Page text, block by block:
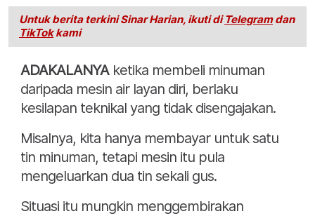
Untuk berita terkini Sinar Harian, ikuti di Telegramdan
TikTokkami
ADAKALANYA ketika membeli minuman
daripada mesin air layan diri, berlaku
kesilapan teknikal yang tidak disengajakan.
Misalnya, kita hanya membayar untuk satu
tin minuman, tetapi mesin itu pula
mengeluarkan dua tin sekali gus.
Situasi itu mungkin menggembirakan